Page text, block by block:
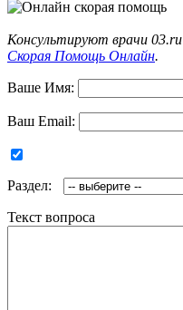
Консультируют врачи 03.ru
Скорая Помощь Онлайн.
Ваше Имя:
Ваш Email:
Раздел:
Текст вопроса